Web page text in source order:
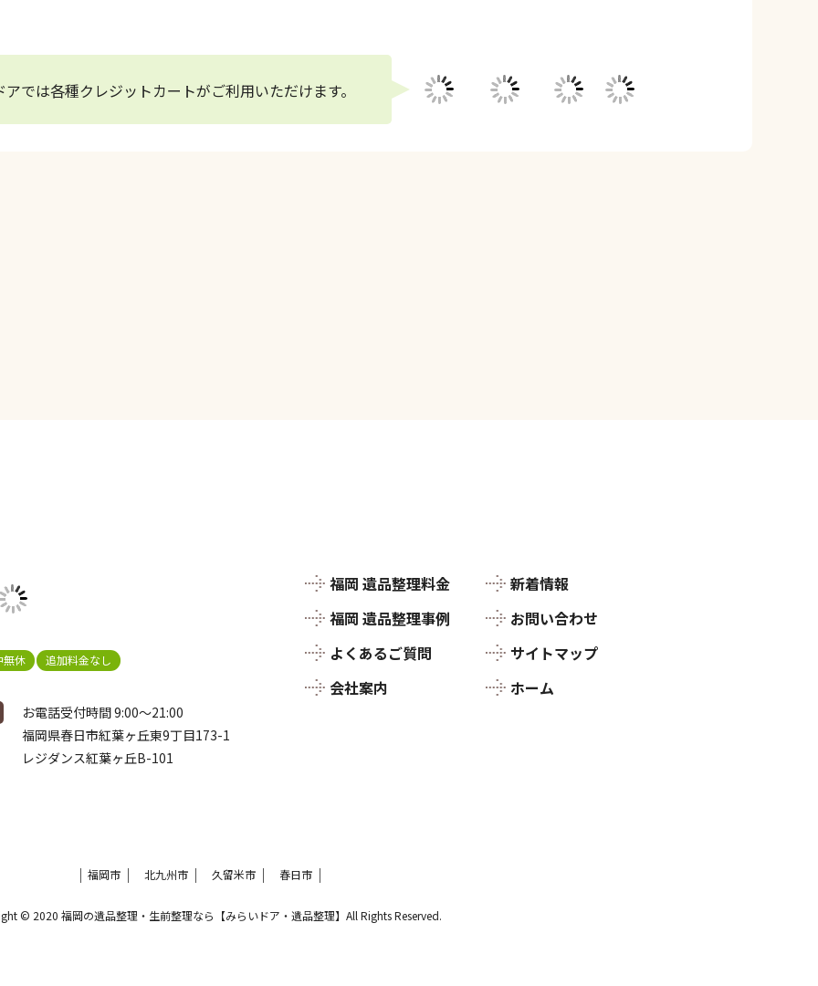
アでは各種クレジットカートがご利用いただけます。
無休
追加料金なし
お電話受付時間 9:00～21:00
福岡県春日市紅葉ヶ丘東9丁目173-1
レジダンス紅葉ヶ丘B-101
福岡 遺品整理料金
福岡 遺品整理事例
よくあるご質問
会社案内
新着情報
お問い合わせ
サイトマップ
ホーム
福岡市 北九州市 久留米市 春日市
© 2020 福岡の遺品整理・生前整理なら【みらいドア・遺品整理】All Rights Reserved.